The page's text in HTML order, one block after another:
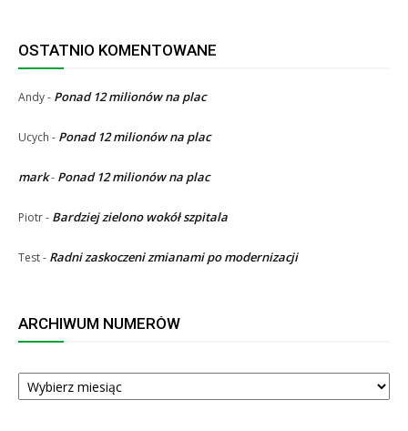
OSTATNIO KOMENTOWANE
Andy- Ponad 12 milionów na plac
Ucych - Ponad 12 milionów na plac
mark- Ponad 12 milionów na plac
Piotr- Bardziej zielono wokół szpitala
Test- Radni zaskoczeni zmianami po modernizacji
ARCHIWUM NUMERÓW
ARCHIWUM
NUMERÓW